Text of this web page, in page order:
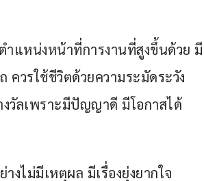
แหน่งหน้าที่การงานที่สูงขึ้นด้วย มี
ควรใช้ชีวิตด้วยความระมัดระวัง
วัลเพราะมีปัญญาดี มีโอกาสได้
งไม่มีเหตุผล มีเรื่องยุ่งยากใจ